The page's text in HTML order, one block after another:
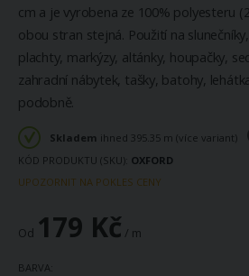
cm a je vyrobena ze 100% polyesteru
obou stran stejná. Použití na
plachty, markýzy, altánky, houpačky,
zahradní nábytek, tašky, batohy,
podobně.
Skladem ihned 395.35 m (více variant)
KÓD PRODUKTU (SKU) OXFORD
UPOZORNIT NA POKLES CENY
Od 179 Kč / m
BARVA